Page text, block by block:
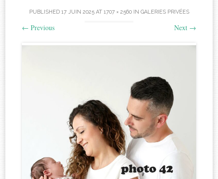
PUBLISHED 17 JUIN 2025AT 1707 × 2560IN GALERIES PRIVÉES
← Previous Next →